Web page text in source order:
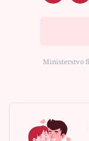
Ministerstvo